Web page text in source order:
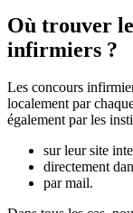
Où trouver
infirmiers ?
Les concours
localement par
également par les
sur leur site
directement
par mail.